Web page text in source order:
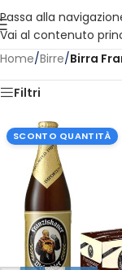
Passa alla
Vai al contenuto
Vuoi
Home/Birre/Birra
Filtri
SCONTO QUANTITÀ